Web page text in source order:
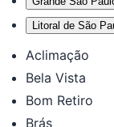
Litoral de São
Aclimação
Bela Vista
Bom Retiro
Brás